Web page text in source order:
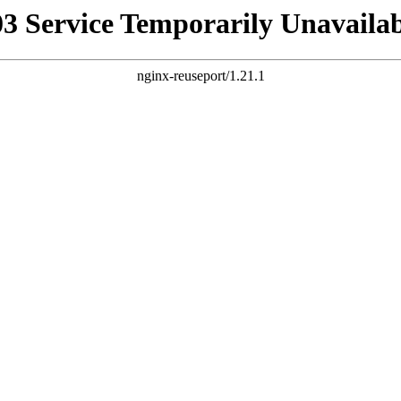
Service Temporarily
nginx-reuseport/1.21.1